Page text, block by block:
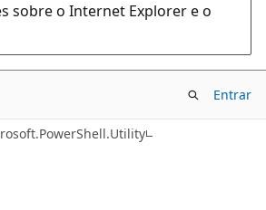
sobre o Internet Explorer e o
Entrar